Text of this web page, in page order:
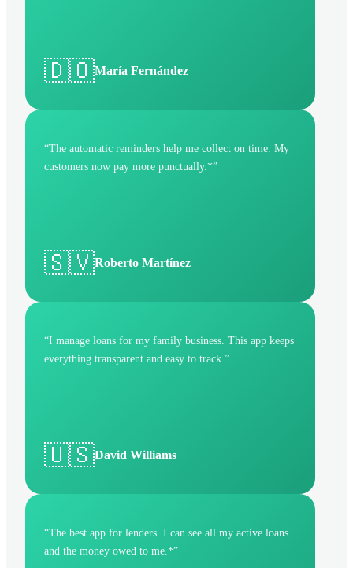
🇩🇴María Fernández
“The automatic reminders help me collect on time. My
customers now pay more punctually.*”
🇸🇻Roberto Martínez
“I manage loans for my family business. This app keeps
everything transparent and easy to track.”
🇺🇸David Williams
“The best app for lenders. I can see all my active loans
and the money owed to me.*”